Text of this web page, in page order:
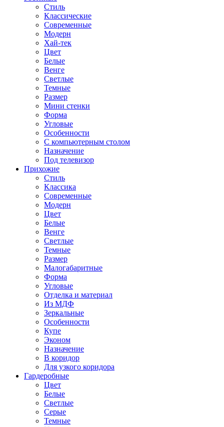
Стиль
Классические
Современные
Модерн
Хай-тек
Цвет
Белые
Венге
Светлые
Темные
Размер
Мини стенки
Форма
Угловые
Особенности
С компьютерным столом
Назначение
Под телевизор
Прихожие
Стиль
Классика
Современные
Модерн
Цвет
Белые
Венге
Светлые
Темные
Размер
Малогабаритные
Форма
Угловые
Отделка и материал
Из МДФ
Зеркальные
Особенности
Купе
Эконом
Назначение
В коридор
Для узкого коридора
Гардеробные
Цвет
Белые
Светлые
Серые
Темные